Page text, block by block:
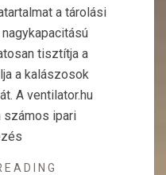
a tárolási
tisztítja a
a kalászosok
A ventilator.hu
számos ipari